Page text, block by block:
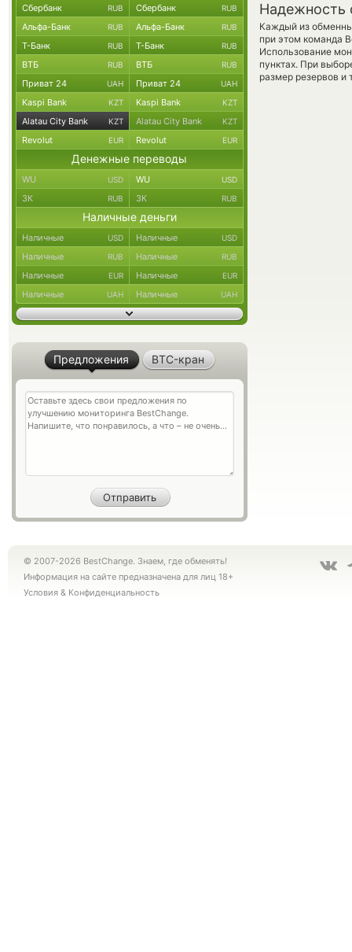
Надежность
Каждый из
при этом команда
Использование
пунктах. При
размер резервов и
Сбербанк RUB Сбербанк RUB
Альфа-Банк RUB Альфа-Банк RUB
Т-Банк RUB Т-Банк RUB
ВТБ RUB ВТБ RUB
Приват 24 UAH Приват 24 UAH
Kaspi Bank KZT Kaspi Bank KZT
Alatau City Bank KZT Alatau City Bank KZT
Revolut EUR Revolut EUR
Денежные переводы
WU USD WU USD
ЗК RUB ЗК RUB
Наличные деньги
Наличные USD Наличные USD
Наличные RUB Наличные RUB
Наличные EUR Наличные EUR
Наличные UAH Наличные UAH
Предложения BTC-кран
© 2007-2026 BestChange. Знаем, где обменять!
Информация на сайте предназначена для лиц 18+
Условия & Конфиденциальность